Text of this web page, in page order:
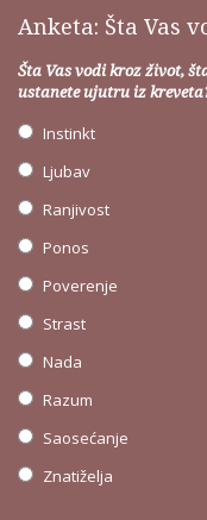
Anketa: Šta Vas
Šta Vas vodi kroz život,
ustanete ujutru iz
Instinkt
Ljubav
Ranjivost
Ponos
Poverenje
Strast
Nada
Razum
Saosećanje
Znatiželja